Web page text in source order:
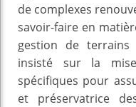
de complexes
savoir-faire en
gestion de terrains
insisté sur la
spécifiques pour
et préservatrice